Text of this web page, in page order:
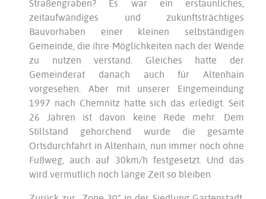
Straßengraben? Es war ein erstaunliches,
zeitaufwändiges und zukunftsträchtiges
Bauvorhaben einer kleinen selbständigen
Gemeinde, die ihre Möglichkeiten nach der Wende
zu nutzen verstand. Gleiches hatte der
Gemeinderat danach auch für Altenhain
vorgesehen. Aber mit unserer Eingemeindung
1997 nach Chemnitz hatte sich das erledigt. Seit
26 Jahren ist davon keine Rede mehr. Dem
Stillstand gehorchend wurde die gesamte
Ortsdurchfahrt in Altenhain, nun immer noch ohne
Fußweg, auch auf 30km/h festgesetzt. Und das
wird vermutlich noch lange Zeit so bleiben.